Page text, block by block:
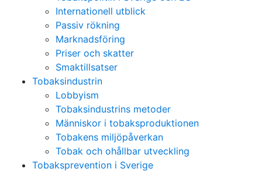
Internationell utblick
Passiv rökning
Marknadsföring
Priser och skatter
Smaktillsatser
Tobaksindustrin
Lobbyism
Tobaksindustrins metoder
Människor i tobaksproduktionen
Tobakens miljöpåverkan
Tobak och ohållbar utveckling
Tobaksprevention i Sverige